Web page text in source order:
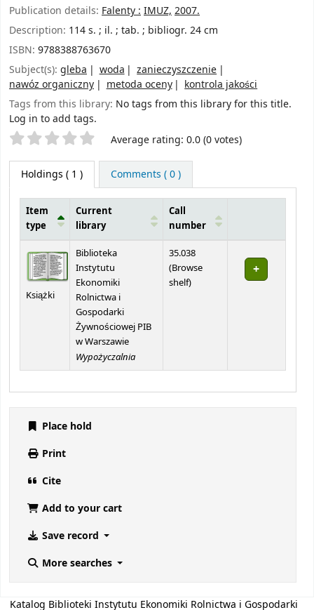
Publication details: Falenty :IMUZ,2007.
Description: 114 s. ; il. ; tab. ; bibliogr. 24 cm
ISBN: 9788388763670
Subject(s): gleba woda
zanieczyszczenie
nawóz organiczny
metoda oceny
kontrola jakości
Tags from this library: No tags from this library for this title.
Log in to add tags.
Star ratings Average rating: 0.0 (0 votes)
Holdings ( 1 ) Comments ( 0 )
Item
type
Current
library
Call
number
Książki
Biblioteka
Instytutu
Ekonomiki
Rolnictwa i
Gospodarki
Żywnościowej PIB
w Warszawie
Wypożyczalnia
35.038
(Browse
shelf(Opens below)
)
Place hold
Print
Cite
Add to your cart
Save record
More searches
Katalog Biblioteki Instytutu Ekonomiki Rolnictwa i Gospodarki